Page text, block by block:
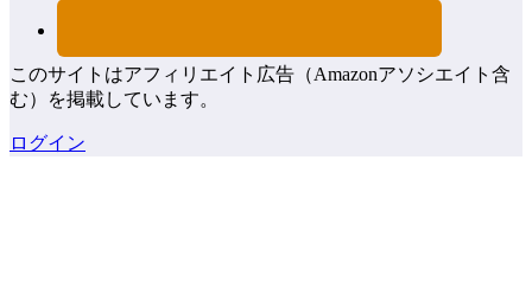
このサイトはアフィリエイト広告（Amazonアソシエイト含
む）を掲載しています。
ログイン